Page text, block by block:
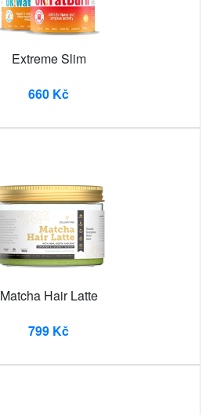
Extreme Slim
660 Kč
Matcha Hair Latte
799 Kč